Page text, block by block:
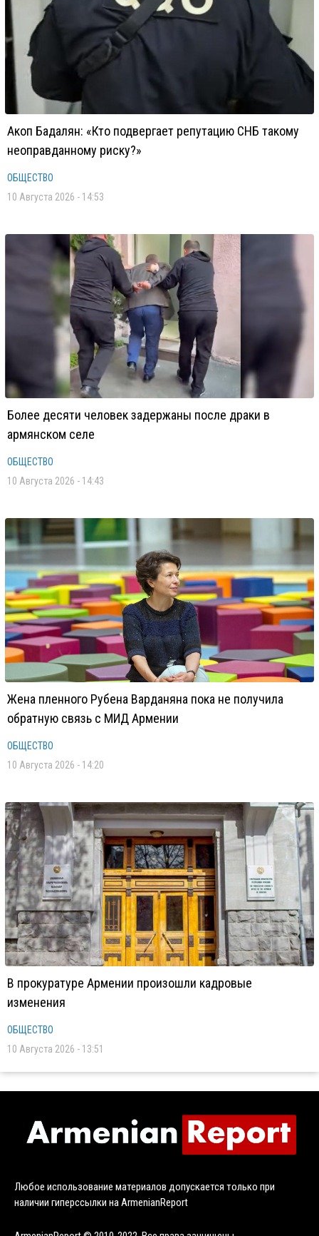
Акоп Бадалян: «Кто подвергает репутацию СНБ такому
неоправданному риску?»
ОБЩЕСТВО
10 Августа 2026 - 14:53
Более десяти человек задержаны после драки в
армянском селе
ОБЩЕСТВО
10 Августа 2026 - 14:43
Жена пленного Рубена Варданяна пока не получила
обратную связь с МИД Армении
ОБЩЕСТВО
10 Августа 2026 - 14:20
В прокуратуре Армении произошли кадровые
изменения
ОБЩЕСТВО
10 Августа 2026 - 13:51
Любое использование материалов допускается только при
наличии гиперссылки на ArmenianReport